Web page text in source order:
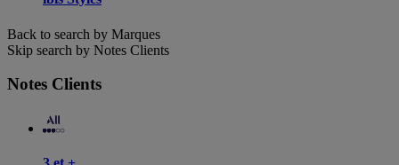
Back to search by Marques
Skip search by Notes Clients
Notes Clients